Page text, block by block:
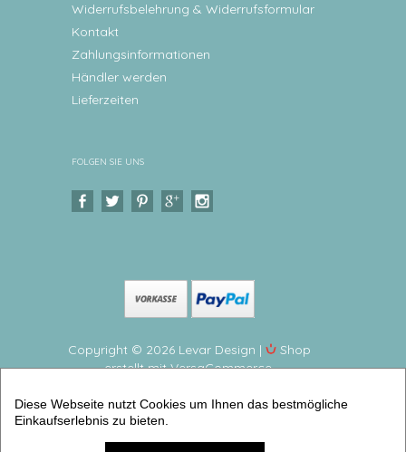
Widerrufsbelehrung & Widerrufsformular
Kontakt
Zahlungsinformationen
Händler werden
Lieferzeiten
FOLGEN SIE UNS
Copyright © 2026 Levar Design |
Shop
erstellt mit VersaCommerce.
Namen personalisiert aus Melamin, BPA frei,
hergestellt in Deutschland (Frühstücksbrettchen
personalisiert) | Artikelnummer: 2867-2068-3873 -1
Diese Webseite nutzt Cookies um Ihnen das bestmögliche
Einkaufserlebnis zu bieten.